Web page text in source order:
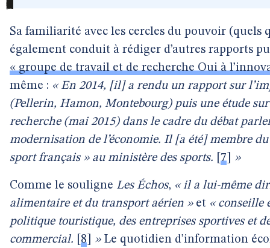
Sa familiarité avec les cercles du pouvoir (quels
également conduit à rédiger d’autres rapports
« groupe de travail et de recherche Oui à
même : « En 2014, [il] a rendu un rapport sur
(Pellerin, Hamon, Montebourg) puis une étude
recherche (mai 2015) dans le cadre du débat
modernisation de l’économie. Il [a été] membre
sport français » au ministère des sports.
7 »
Comme le souligne Les Échos, « il a lui-même
alimentaire et du transport aérien »et « conseille
politique touristique, des entreprises sportives et
commercial.
8 »Le quotidien d’information